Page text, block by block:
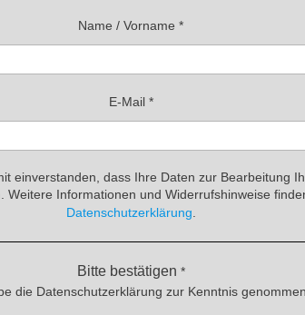
Name / Vorname *
E-Mail *
einverstanden, dass Ihre Daten zur Bearbeitung
Weitere Informationen und Widerrufshinweise
Datenschutzerklärung
Bitte bestätigen *
die Datenschutzerklärung zur Kenntnis